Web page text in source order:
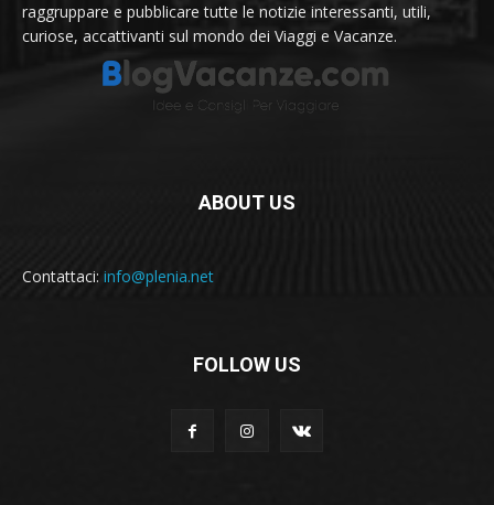
raggruppare e pubblicare tutte le notizie interessanti, utili,
curiose, accattivanti sul mondo dei Viaggi e Vacanze.
ABOUT US
Contattaci: info@plenia.net
FOLLOW US